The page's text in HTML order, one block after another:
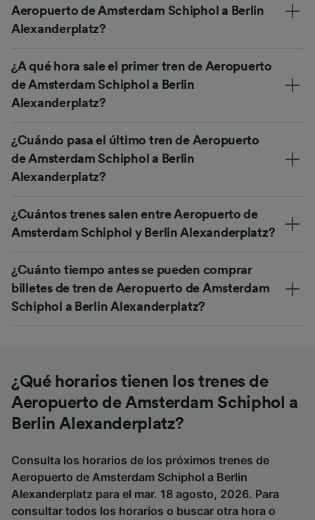
Aeropuerto de Amsterdam Schiphol a Berlin
Alexanderplatz?
¿A qué hora sale el primer tren de Aeropuerto
de Amsterdam Schiphol a Berlin
Alexanderplatz?
¿Cuándo pasa el último tren de Aeropuerto
de Amsterdam Schiphol a Berlin
Alexanderplatz?
¿Cuántos trenes salen entre Aeropuerto de
Amsterdam Schiphol y Berlin Alexanderplatz?
¿Cuánto tiempo antes se pueden comprar
billetes de tren de Aeropuerto de Amsterdam
Schiphol a Berlin Alexanderplatz?
¿Qué horarios tienen los trenes de
Aeropuerto de Amsterdam Schiphol a
Berlin Alexanderplatz?
Consulta los horarios de los próximos trenes de
Aeropuerto de Amsterdam Schiphol a Berlin
Alexanderplatz para el mar. 18 agosto, 2026. Para
consultar todos los horarios o buscar otra hora o